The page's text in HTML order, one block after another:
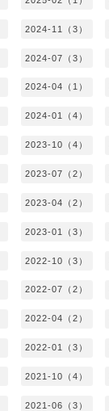
2024-11（3）
2024-07（3）
2024-04（1）
2024-01（4）
2023-10（4）
2023-07（2）
2023-04（2）
2023-01（3）
2022-10（3）
2022-07（2）
2022-04（2）
2022-01（3）
2021-10（4）
2021-06（3）